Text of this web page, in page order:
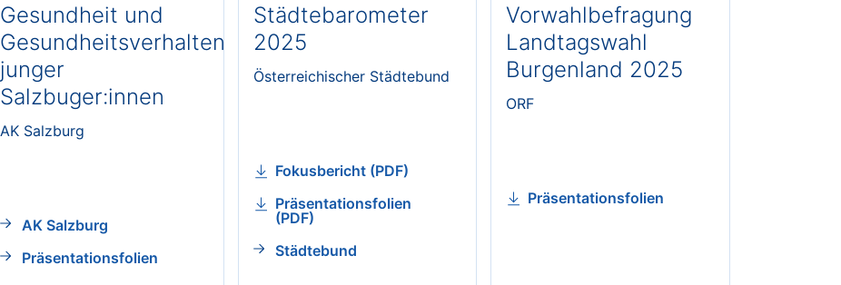
Gesundheit und
Gesundheitsverhalten
junger
Salzbuger:innen
AK Salzburg
AK Salzburg
Präsentationsfolien
Städtebarometer
2025
Österreichischer Städtebund
Fokusbericht (PDF)
Präsentationsfolien
(PDF)
Städtebund
Vorwahlbefragung
Landtagswahl
Burgenland 2025
ORF
Präsentationsfolien